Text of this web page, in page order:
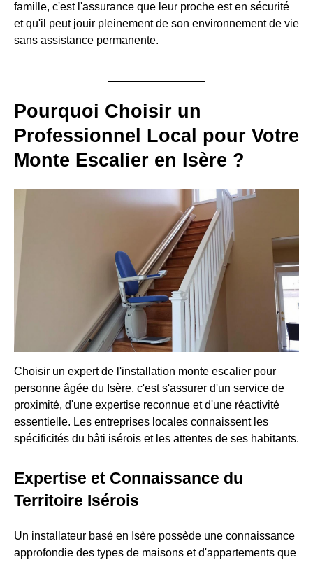
famille, c'est l'assurance que leur proche est en sécurité
et qu'il peut jouir pleinement de son environnement de vie
sans assistance permanente.
Pourquoi Choisir un
Professionnel Local pour Votre
Monte Escalier en Isère ?
Choisir un expert de l'installation monte escalier pour
personne âgée du Isère, c'est s'assurer d'un service de
proximité, d'une expertise reconnue et d'une réactivité
essentielle. Les entreprises locales connaissent les
spécificités du bâti isérois et les attentes de ses habitants.
Expertise et Connaissance du
Territoire Isérois
Un installateur basé en Isère possède une connaissance
approfondie des types de maisons et d'appartements que